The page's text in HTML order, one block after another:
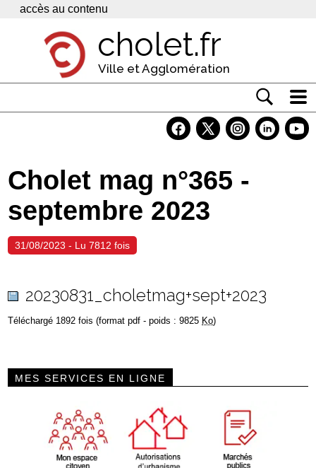
Panneau de gestion des cookies
accès au contenu
cholet.fr
Ville et Agglomération
Economie
Services
Contacts
Cholet mag n°365 -
septembre 2023
31/08/2023 - Lu 7812 fois
20230831_choletmag+sept+2023
Téléchargé 1892 fois (format pdf - poids : 9825 Ko)
MES SERVICES EN LIGNE